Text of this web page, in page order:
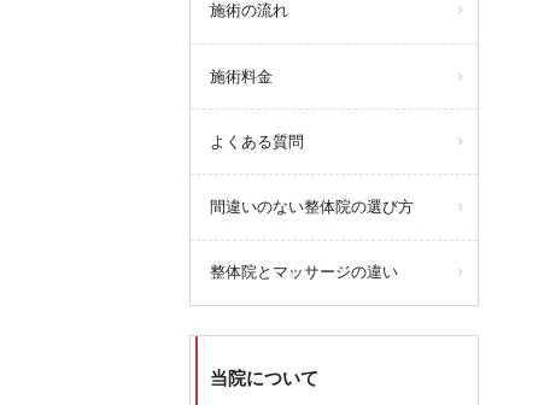
施術の流れ
施術料金
よくある質問
間違いのない整体院の選び方
整体院とマッサージの違い
当院について